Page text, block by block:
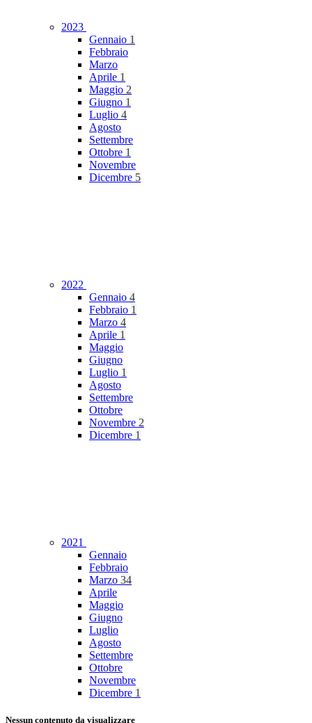
2023
Gennaio 1
Febbraio
Marzo
Aprile 1
Maggio 2
Giugno 1
Luglio 4
Agosto
Settembre
Ottobre 1
Novembre
Dicembre 5
2022
Gennaio 4
Febbraio 1
Marzo 4
Aprile 1
Maggio
Giugno
Luglio 1
Agosto
Settembre
Ottobre
Novembre 2
Dicembre 1
2021
Gennaio
Febbraio
Marzo 34
Aprile
Maggio
Giugno
Luglio
Agosto
Settembre
Ottobre
Novembre
Dicembre 1
Nessun contenuto da visualizzare